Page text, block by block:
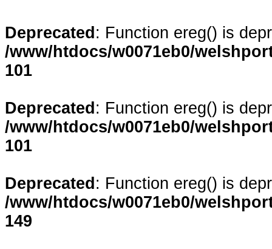
Deprecated : Function ereg() is
/www/htdocs/w0071eb0/
101
Deprecated : Function ereg() is
/www/htdocs/w0071eb0/
101
Deprecated : Function ereg() is
/www/htdocs/w0071eb0/
149